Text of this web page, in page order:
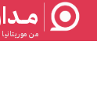
من